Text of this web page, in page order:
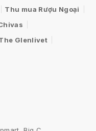
Thu mua Rượu Ngoại
Glenlivet